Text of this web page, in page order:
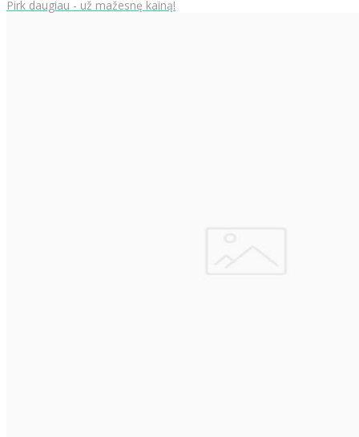
Pirk daugiau - už mažesnę kainą!